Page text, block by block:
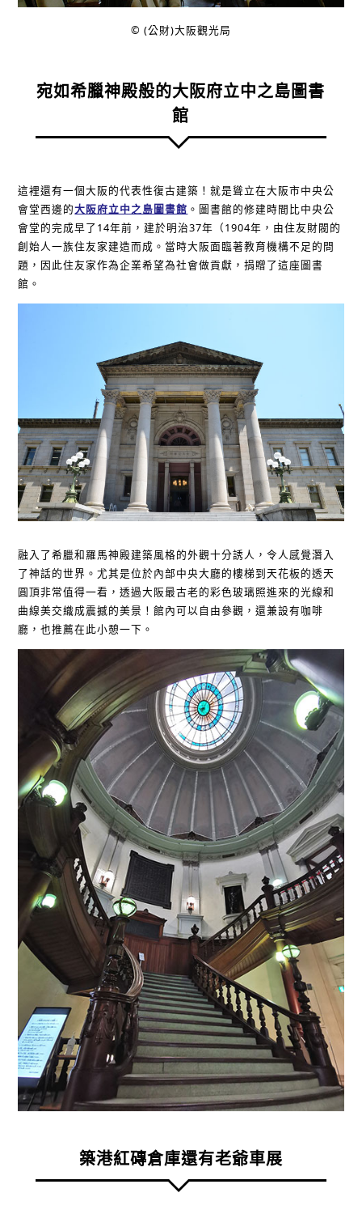
© (公財)大阪觀光局
宛如希臘神殿般的大阪府立中之島圖書
館
這裡還有一個大阪的代表性復古建築！就是聳立在大阪市中央公
會堂西邊的大阪府立中之島圖書館 。圖書館的修建時間比中央公
會堂的完成早了14年前，建於明治37年（1904年，由住友財閥的
創始人一族住友家建造而成。當時大阪面臨著教育機構不足的問
題，因此住友家作為企業希望為社會做貢獻，捐贈了這座圖書
館。
融入了希臘和羅馬神殿建築風格的外觀十分誘人，令人感覺潛入
了神話的世界。尤其是位於內部中央大廳的樓梯到天花板的透天
圓頂非常值得一看，透過大阪最古老的彩色玻璃照進來的光線和
曲線美交織成震撼的美景！館內可以自由參觀，還兼設有咖啡
廳，也推薦在此小憩一下。
築港紅磚倉庫還有老爺車展